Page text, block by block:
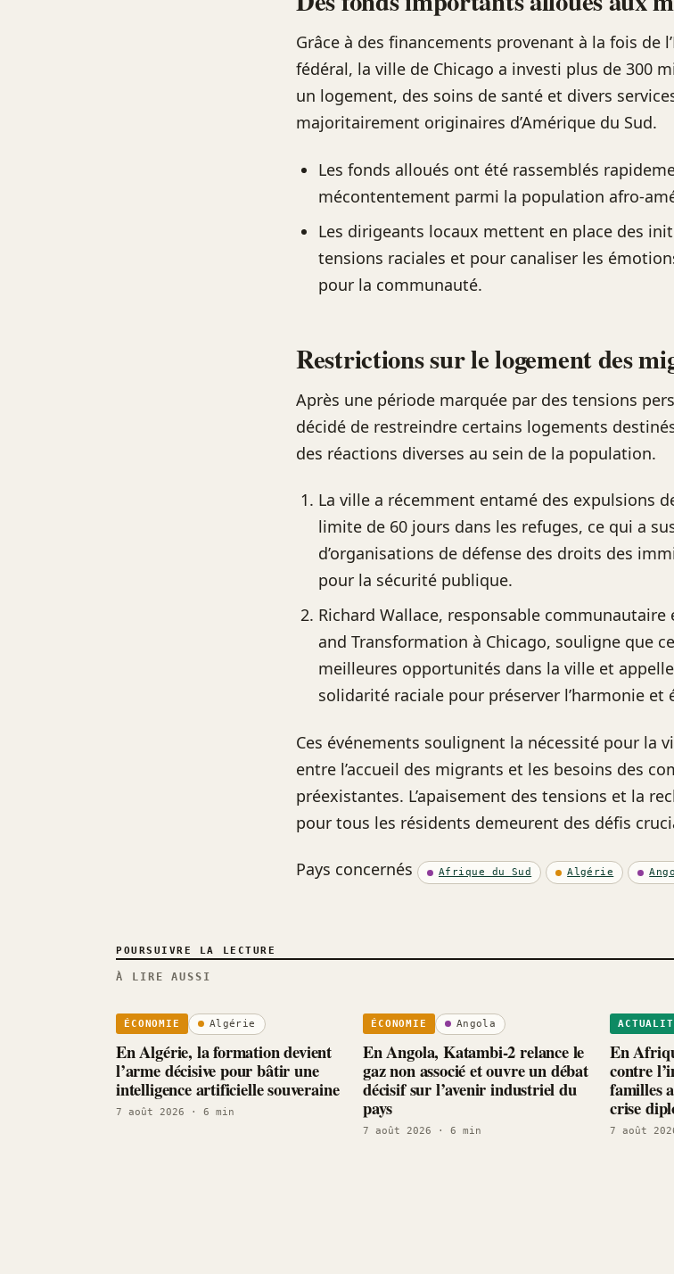
Grâce à des financements provenant à la fois de
fédéral, la ville de Chicago a investi plus de 300
un logement, des soins de santé et divers
majoritairement originaires d’Amérique du Sud.
Les fonds alloués ont été rassemblés
mécontentement parmi la population afro-
Les dirigeants locaux mettent en place des
tensions raciales et pour canaliser les
pour la communauté.
Restrictions sur le logement des
Après une période marquée par des tensions
décidé de restreindre certains logements
des réactions diverses au sein de la population.
La ville a récemment entamé des expulsions
limite de 60 jours dans les refuges, ce qui a
d’organisations de défense des droits des
pour la sécurité publique.
Richard Wallace, responsable
and Transformation à Chicago, souligne que
meilleures opportunités dans la ville et
solidarité raciale pour préserver l’harmonie
Ces événements soulignent la nécessité pour la
entre l’accueil des migrants et les besoins des
préexistantes. L’apaisement des tensions et la
pour tous les résidents demeurent des défis
Pays concernés Afrique du Sud Algérie
POURSUIVRE LA LECTURE
À LIRE AUSSI
ÉCONOMIE Algérie
En Algérie, la formation devient
l’arme décisive pour bâtir une
intelligence artificielle souveraine
7 août 2026 · 6 min
ÉCONOMIE Angola
En Angola, Katambi-2 relance le
gaz non associé et ouvre un débat
décisif sur l’avenir industriel du
pays
7 août 2026 · 6 min
En
contre
familles
crise
7 août